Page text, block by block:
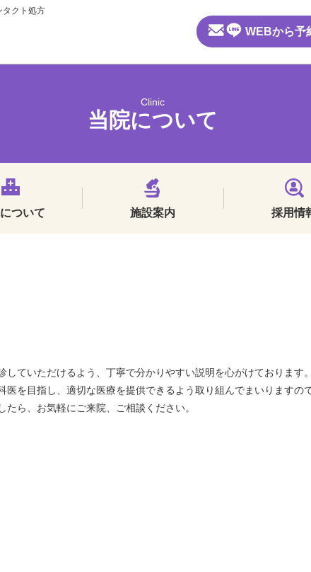
タクト処方
WEBから予
Clinic
当院について
ついて 施設案内 採用情
ていただけるよう、丁寧で分かりやすい説明を心がけております
医を目指し、適切な医療を提供できるよう取り組んでまいりますの
ら、お気軽にご来院、ご相談ください。